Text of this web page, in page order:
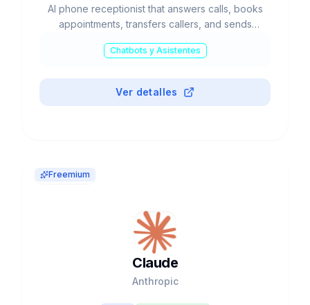
AI phone receptionist that answers calls, books
appointments, transfers callers, and sends
Chatbots y Asistentes
Ver detalles
Freemium
Claude
Anthropic